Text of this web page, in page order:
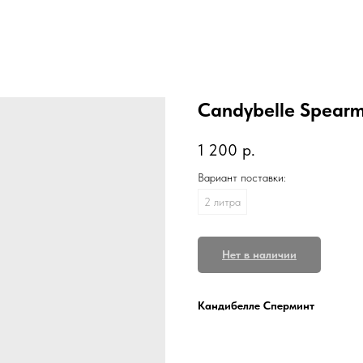
Candybelle
1 200 р.
Вариант поставки:
2 литра
Нет в наличии
Кандибелле Сперминт